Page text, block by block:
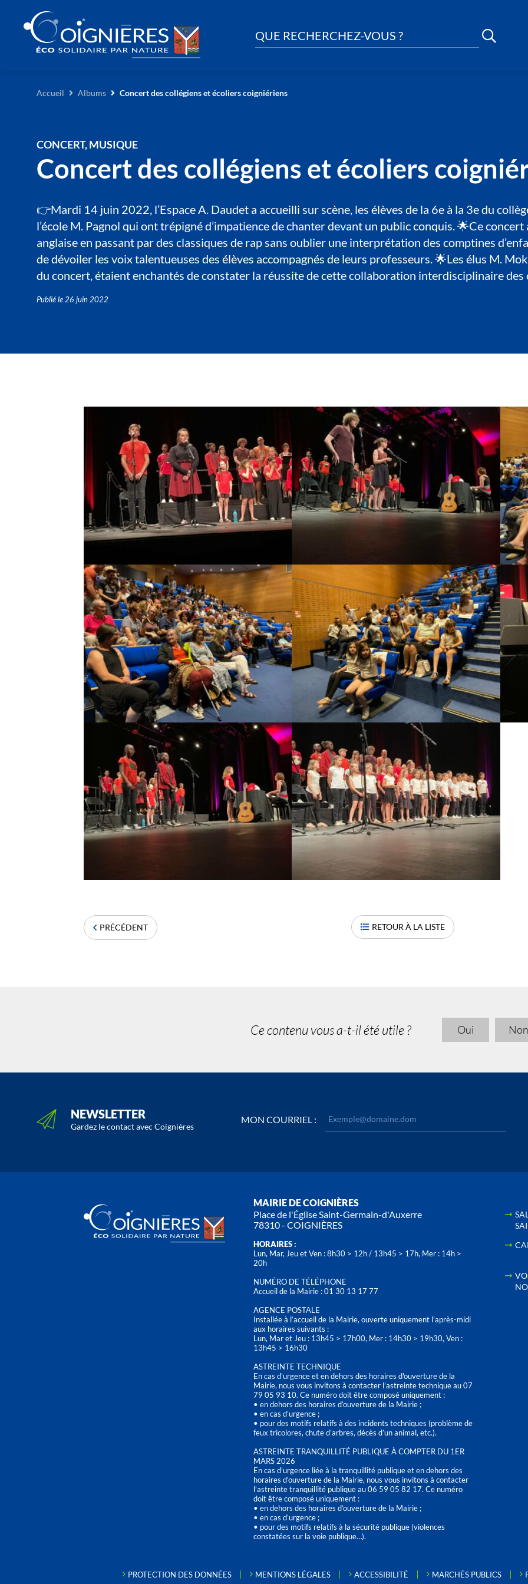
QUE RECHERCHEZ-VOUS ?
Accueil Albums Concert des collégiens et écoliers coigniériens
CONCERT, MUSIQUE
Concert des collégiens et écoliers
👉Mardi 14 juin 2022, l’Espace A. Daudet a accueilli sur scène, les élèves de la 6e à la 3e du
l’école M. Pagnol qui ont trépigné d’impatience de chanter devant un public conquis. 🌟Ce
anglaise en passant par des classiques de rap sans oublier une interprétation des comptines
de dévoiler les voix talentueuses des élèves accompagnés de leurs professeurs. 🌟Les élus M.
du concert, étaient enchantés de constater la réussite de cette collaboration interdisciplinaire des
Publié le26 juin 2022
PRÉCÉDENT RETOUR À LA LISTE
Ce contenu vous a-t-il été utile ? Oui Non
NEWSLETTER
Gardez le contact avec Coignières
MON COURRIEL :
MAIRIE DE COIGNIÈRES
Place de l'Église Saint-Germain-d'Auxerre
78310 - COIGNIÈRES
HORAIRES :
Lun, Mar, Jeu et Ven : 8h30 > 12h / 13h45 > 17h, Mer : 14h >
20h
NUMÉRO DE TÉLÉPHONE
Accueil de la Mairie : 01 30 13 17 77
AGENCE POSTALE
Installée à l’accueil de la Mairie, ouverte uniquement l'après-midi
aux horaires suivants :
Lun, Mar et Jeu : 13h45 > 17h00, Mer : 14h30 > 19h30, Ven :
13h45 > 16h30
ASTREINTE TECHNIQUE
En cas d’urgence et en dehors des horaires d'ouverture de la
Mairie, nous vous invitons à contacter l’astreinte technique au 07
79 05 93 10. Ce numéro doit être composé uniquement :
• en dehors des horaires d’ouverture de la Mairie ;
• en cas d’urgence ;
• pour des motifs relatifs à des incidents techniques (problème de
feux tricolores, chute d’arbres, décès d’un animal, etc.).
ASTREINTE TRANQUILLITÉ PUBLIQUE À COMPTER DU 1ER
MARS 2026
En cas d’urgence liée à la tranquillité publique et en dehors des
horaires d'ouverture de la Mairie, nous vous invitons à contacter
l’astreinte tranquillité publique au 06 59 05 82 17. Ce numéro
doit être composé uniquement :
• en dehors des horaires d’ouverture de la Mairie ;
• en cas d’urgence ;
• pour des motifs relatifs à la sécurité publique (violences
constatées sur la voie publique…).
PROTECTION DES DONNÉES MENTIONS LÉGALES ACCESSIBILITÉ MARCHÉS PUBLICS